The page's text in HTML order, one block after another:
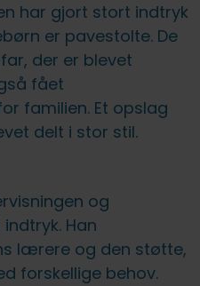
har gjort stort indtryk
er pavestolte. De
der er blevet
fået
familien. Et opslag
delt i stor stil.
og
Han
lærere og den støtte,
forskellige behov.